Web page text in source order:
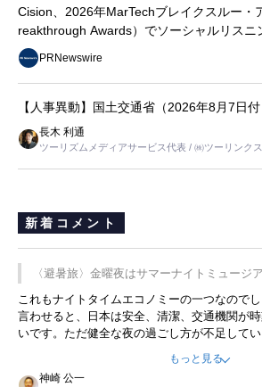
Cision、2026年MarTechブレイクスルー・
reakthrough Awards）でソーシャルリスニ
配信、AEOの3部門を受賞
PRNewswire
【人事異動】国土交通省（2026年8月7日
長木 利通
ツーリズムメディアサービス代表 / ㈱ツーリンクス
新着コメント
〈避暑旅〉金曜夜はサマーナイトミュージ
これもナイトタイムエコノミーの一つなので
言わせると、日本は安全、清潔、交通機関が
いです。ただ健全な夜の過ごし方が不足して
ような意味で、金曜夜にこのようなイベント
限らず外国人にとっても楽しみが増えるでしょ
もっと見る
神崎 公一